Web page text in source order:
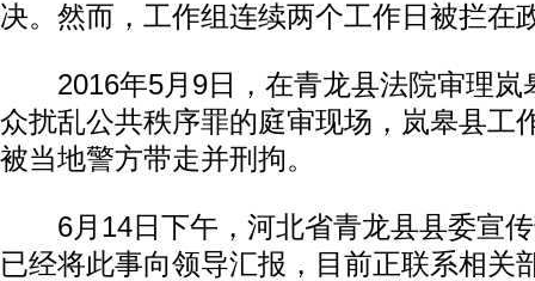
决。然而，工作组连续两个工作日被拦在
2016年5月9日，在青龙县法院审理岚
众扰乱公共秩序罪的庭审现场，岚皋县工
被当地警方带走并刑拘。
6月14日下午，河北省青龙县县委宣传
已经将此事向领导汇报，目前正联系相关